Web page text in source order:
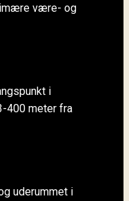
være- og
i
400 meter fra
uderummet i